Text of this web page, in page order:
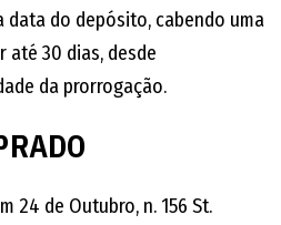
data do depósito, cabendo uma
até 30 dias, desde
da prorrogação.
24 de Outubro, n. 156 St.